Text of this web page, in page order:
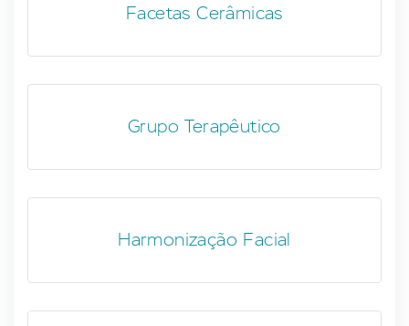
Facetas Cerâmicas
Grupo Terapêutico
Harmonização Facial